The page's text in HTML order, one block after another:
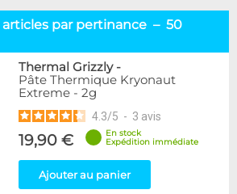
7
13
1
20
souples
1
2
11
articles par pertinance – 50
Thermal Grizzly-
Pâte Thermique Kryonaut
Extreme - 2g
4.3/5 - 3 avis
19,90 €
En stock
Expédition immédiate
Ajouter au panier